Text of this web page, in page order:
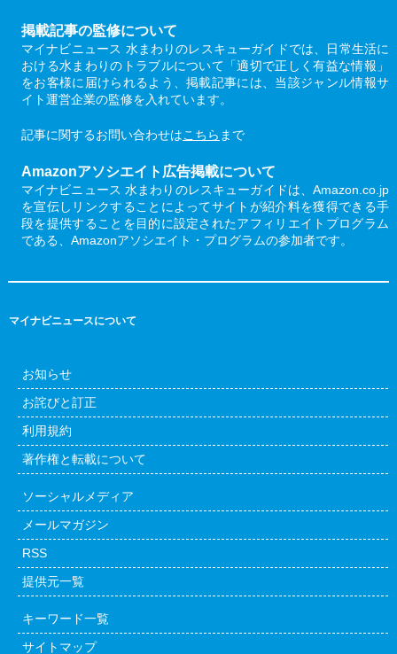
掲載記事の監修について
マイナビニュース 水まわりのレスキューガイドでは、日常生活に
おける水まわりのトラブルについて「適切で正しく有益な情報」
をお客様に届けられるよう、掲載記事には、当該ジャンル情報サ
イト運営企業の監修を入れています。
記事に関するお問い合わせはこちら まで
Amazonアソシエイト広告掲載について
マイナビニュース 水まわりのレスキューガイドは、Amazon.co.jp
を宣伝しリンクすることによってサイトが紹介料を獲得できる手
段を提供することを目的に設定されたアフィリエイトプログラム
である、Amazonアソシエイト・プログラムの参加者です。
マイナビニュースについて
お知らせ
お詫びと訂正
利用規約
著作権と転載について
ソーシャルメディア
メールマガジン
RSS
提供元一覧
キーワード一覧
サイトマップ